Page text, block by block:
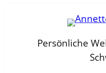
springenPersönliche